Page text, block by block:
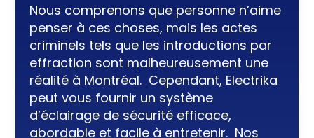
Nous comprenons que personne n’aime
penser à ces choses, mais les actes
criminels tels que les introductions par
effraction sont malheureusement une
réalité à Montréal. Cependant, Electrika
peut vous fournir un système
d’éclairage de sécurité efficace,
abordable et facile à entretenir. Nos